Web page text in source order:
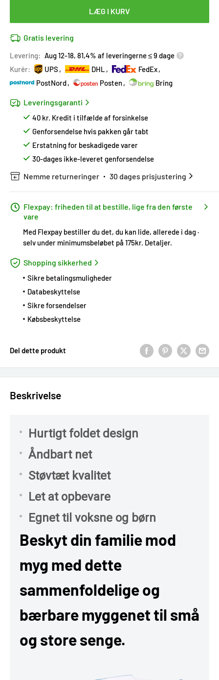
LÆG I KURV
Gratis levering
Levering: Aug 12-18, 81,4% af leveringerne ≤ 9 dage
Kurér:
UPS DHL
FedEx
PostNord
Posten Bring
Leveringsgaranti
40 kr. Kredit i tilfælde af forsinkelse
Genforsendelse hvis pakken går tabt
Erstatning for beskadigede varer
30-dages ikke-leveret genforsendelse
Nemme returneringer 30 dages prisjustering
Flexpay: friheden til at bestille, lige fra den første
vare
Med Flexpay bestiller du det, du kan lide, allerede i dag ·
selv under minimumsbeløbet på 175kr. Detaljer.
Shopping sikkerhed
Sikre betalingsmuligheder
Databeskyttelse
Sikre forsendelser
Købsbeskyttelse
Del dette produkt
Beskrivelse
Hurtigt foldet design
Åndbart net
Støvtæt kvalitet
Let at opbevare
Egnet til voksne og børn
Beskyt din familie mod
myg med dette
sammenfoldelige og
bærbare myggenet til små
og store senge.